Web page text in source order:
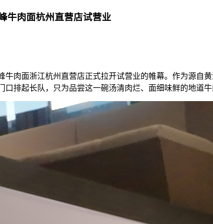
牛肉面杭州直营店试营业
牛肉面浙江杭州直营店正式拉开试营业的帷幕。作为源自
口排起长队，只为品尝这一碗汤清肉烂、面细味鲜的地道牛